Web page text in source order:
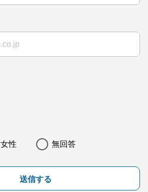
女性 無回答
送信する